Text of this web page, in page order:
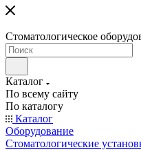
Стоматологическое
Каталог
По всему сайту
По каталогу
Каталог
Оборудование
Стоматологические